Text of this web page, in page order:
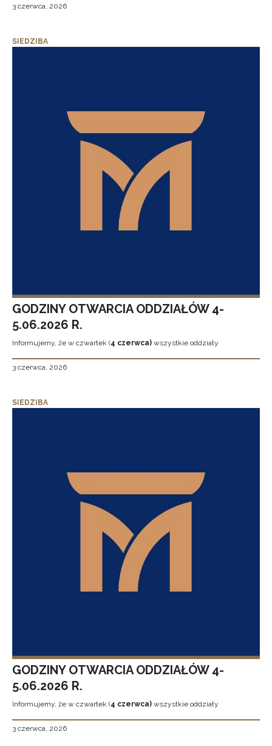
3 czerwca, 2026
SIEDZIBA
GODZINY OTWARCIA ODDZIAŁÓW 4-
5.06.2026 R.
Informujemy, że w czwartek (4 czerwca) wszystkie oddziały
3 czerwca, 2026
SIEDZIBA
GODZINY OTWARCIA ODDZIAŁÓW 4-
5.06.2026 R.
Informujemy, że w czwartek (4 czerwca) wszystkie oddziały
3 czerwca, 2026